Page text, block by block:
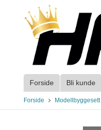
innholdet
Forside Bli kunde
Forside Modellbyggesett